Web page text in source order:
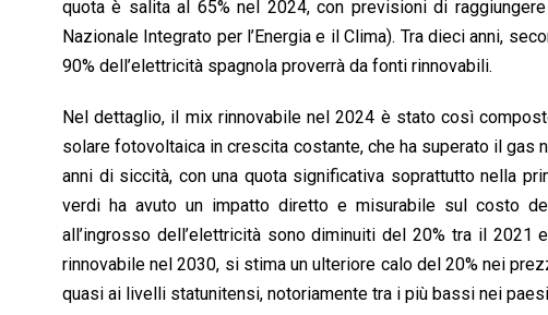
quota è salita al 65% nel 2024, con previsioni di
Nazionale Integrato per l’Energia e il Clima). Tra dieci anni,
90% dell’elettricità spagnola proverrà da fonti rinnovabili.
Nel dettaglio, il mix rinnovabile nel 2024 è stato così
solare fotovoltaica in crescita costante, che ha superato il
anni di siccità, con una quota significativa soprattutto nella
verdi ha avuto un impatto diretto e misurabile sul costo
all’ingrosso dell’elettricità sono diminuiti del 20% tra il 2021
rinnovabile nel 2030, si stima un ulteriore calo del 20% nei
quasi ai livelli statunitensi, notoriamente tra i più bassi nei